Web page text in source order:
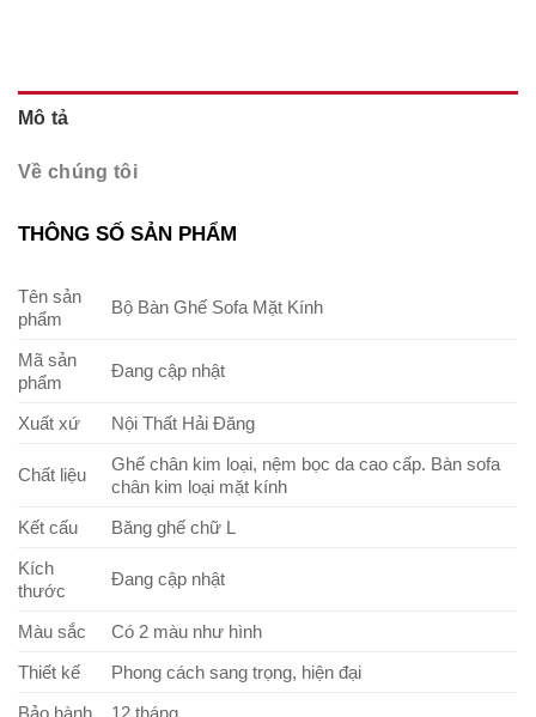
Mô tả
Về chúng tôi
THÔNG SỐ SẢN PHẨM
Tên sản
phẩm
Bộ Bàn Ghế Sofa Mặt Kính
Mã sản
phẩm
Đang cập nhật
Xuất xứ Nội Thất Hải Đăng
Chất liệu
Ghế chân kim loại, nệm bọc da cao cấp. Bàn sofa
chân kim loại mặt kính
Kết cấu
Băng ghế chữ L
Kích
thước
Đang cập nhật
Màu sắc
Có 2 màu như hình
Thiết kế
Phong cách sang trọng, hiện đại
Bảo hành
12 tháng